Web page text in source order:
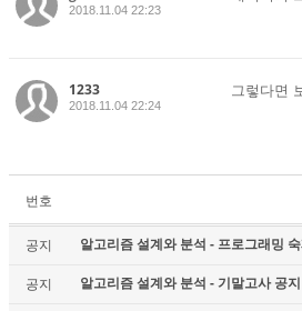
2018.11.04 22:23
1233
2018.11.04 22:24
그렇다면
번호
공지 알고리즘 설계와 분석 - 프로그래밍
공지 알고리즘 설계와 분석 - 기말고사 공지